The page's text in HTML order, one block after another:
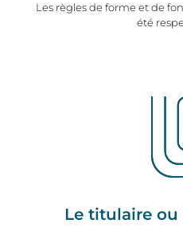
Les règles de forme et de
été
Le titulaire ou